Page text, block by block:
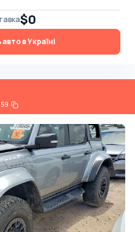
$0
в Україні